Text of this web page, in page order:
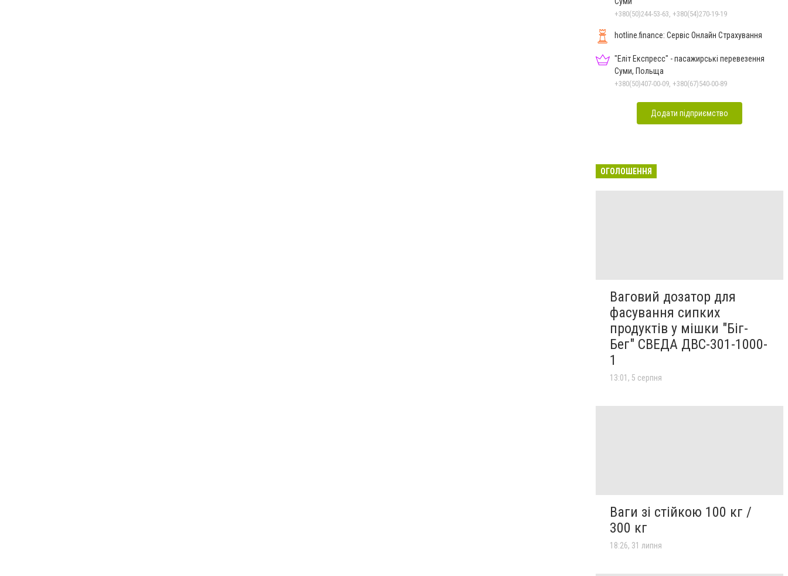
+380(50)244-53-63, +380(54)270-19-19
hotline.finance: Сервіс Онлайн Страхування
"Еліт Експресс" - пасажирські перевезення
Суми, Польща
+380(50)407-00-09, +380(67)540-00-89
Додати підприємство
ОГОЛОШЕННЯ
Ваговий дозатор для
фасування сипких
продуктів у мішки "Біг-
Бег" СВЕДА ДВС-301-1000-
1
13:01, 5 серпня
Ваги зі стійкою 100 кг /
300 кг
18:26, 31 липня